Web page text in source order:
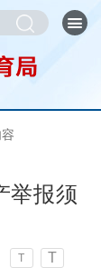
举报须
T T